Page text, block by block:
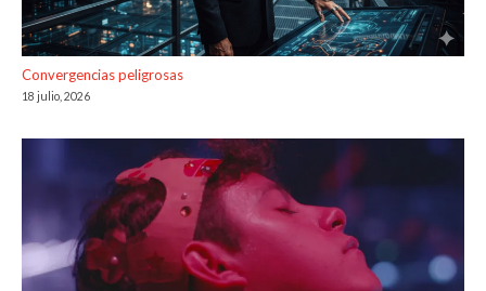
Convergencias peligrosas
18 julio, 2026